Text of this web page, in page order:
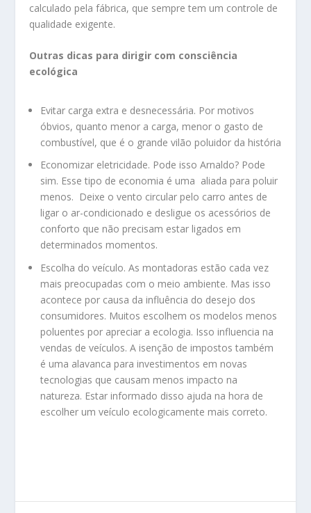
calculado pela fábrica, que sempre tem um controle de
qualidade exigente.
Outras dicas para dirigir com consciência
ecológica
Evitar carga extra e desnecessária. Por motivos
óbvios, quanto menor a carga, menor o gasto de
combustível, que é o grande vilão poluidor da história
Economizar eletricidade. Pode isso Arnaldo? Pode
sim. Esse tipo de economia é uma aliada para poluir
menos. Deixe o vento circular pelo carro antes de
ligar o ar-condicionado e desligue os acessórios de
conforto que não precisam estar ligados em
determinados momentos.
Escolha do veículo. As montadoras estão cada vez
mais preocupadas com o meio ambiente. Mas isso
acontece por causa da influência do desejo dos
consumidores. Muitos escolhem os modelos menos
poluentes por apreciar a ecologia. Isso influencia na
vendas de veículos. A isenção de impostos também
é uma alavanca para investimentos em novas
tecnologias que causam menos impacto na
natureza. Estar informado disso ajuda na hora de
escolher um veículo ecologicamente mais correto.